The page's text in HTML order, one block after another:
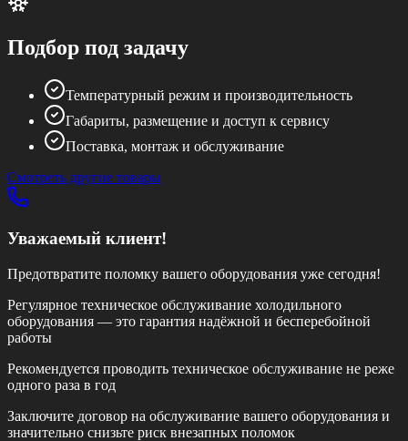
Подбор под задачу
Температурный режим и производительность
Габариты, размещение и доступ к сервису
Поставка, монтаж и обслуживание
Смотреть другие товары
Уважаемый клиент!
Предотвратите поломку вашего оборудования уже сегодня!
Регулярное техническое обслуживание холодильного
оборудования — это гарантия надёжной и бесперебойной
работы
Рекомендуется проводить техническое обслуживание не реже
одного раза в год
Заключите договор на обслуживание вашего оборудования и
значительно снизьте риск внезапных поломок